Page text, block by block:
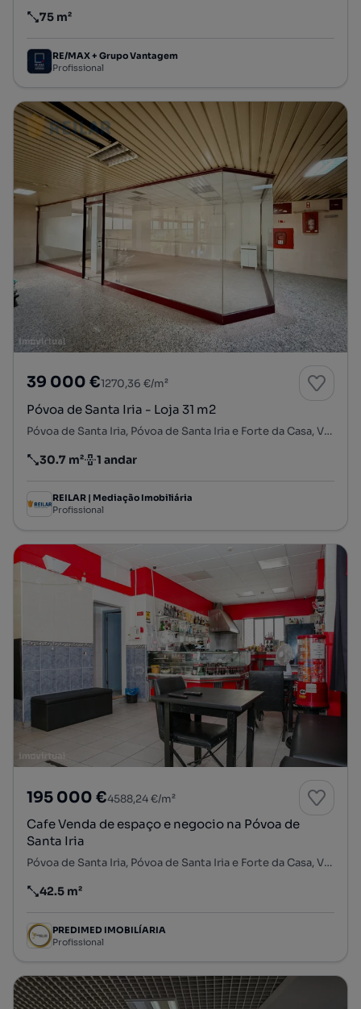
Preço por metro quadrado
75 m²
RE/MAX + Grupo Vantagem
Profissional
39 000 €1270,36 €/m²
Póvoa de Santa Iria - Loja 31 m2
Póvoa de Santa Iria, Póvoa de Santa Iria e Forte da Casa, Vila Franca de Xira, Lisboa
Preço por metro quadrado
30.7 m²
Andar 1 andar
REILAR | Mediação Imobiliária
Profissional
195 000 €4588,24 €/m²
Cafe Venda de espaço e negocio na Póvoa de
Santa Iria
Póvoa de Santa Iria, Póvoa de Santa Iria e Forte da Casa, Vila Franca de Xira, Lisboa
Preço por metro quadrado
42.5 m²
PREDIMED IMOBILÍARIA
Profissional